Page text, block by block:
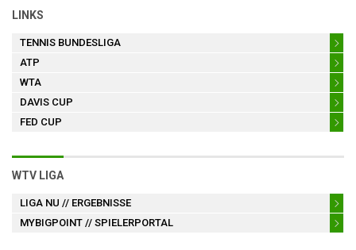
LINKS
TENNIS BUNDESLIGA
ATP
WTA
DAVIS CUP
FED CUP
WTV LIGA
LIGA NU // ERGEBNISSE
MYBIGPOINT // SPIELERPORTAL